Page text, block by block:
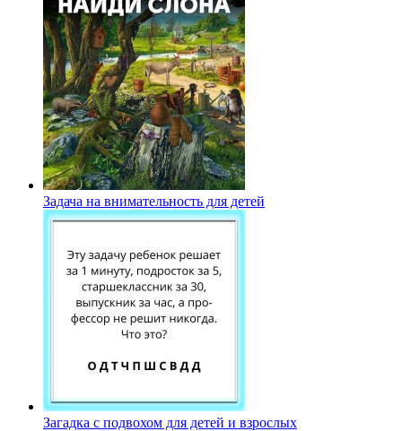
Задача на внимательность для детей
Загадка с подвохом для детей и взрослых